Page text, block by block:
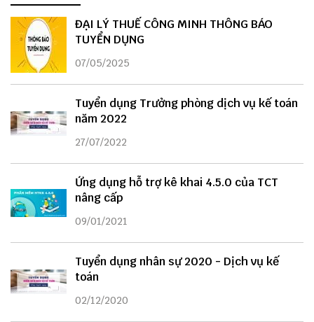
ĐẠI LÝ THUẾ CÔNG MINH THÔNG BÁO
TUYỂN DỤNG
07/05/2025
Tuyển dụng Trưởng phòng dịch vụ kế toán
năm 2022
27/07/2022
Ứng dụng hỗ trợ kê khai 4.5.0 của TCT
nâng cấp
09/01/2021
Tuyển dụng nhân sự 2020 - Dịch vụ kế
toán
02/12/2020